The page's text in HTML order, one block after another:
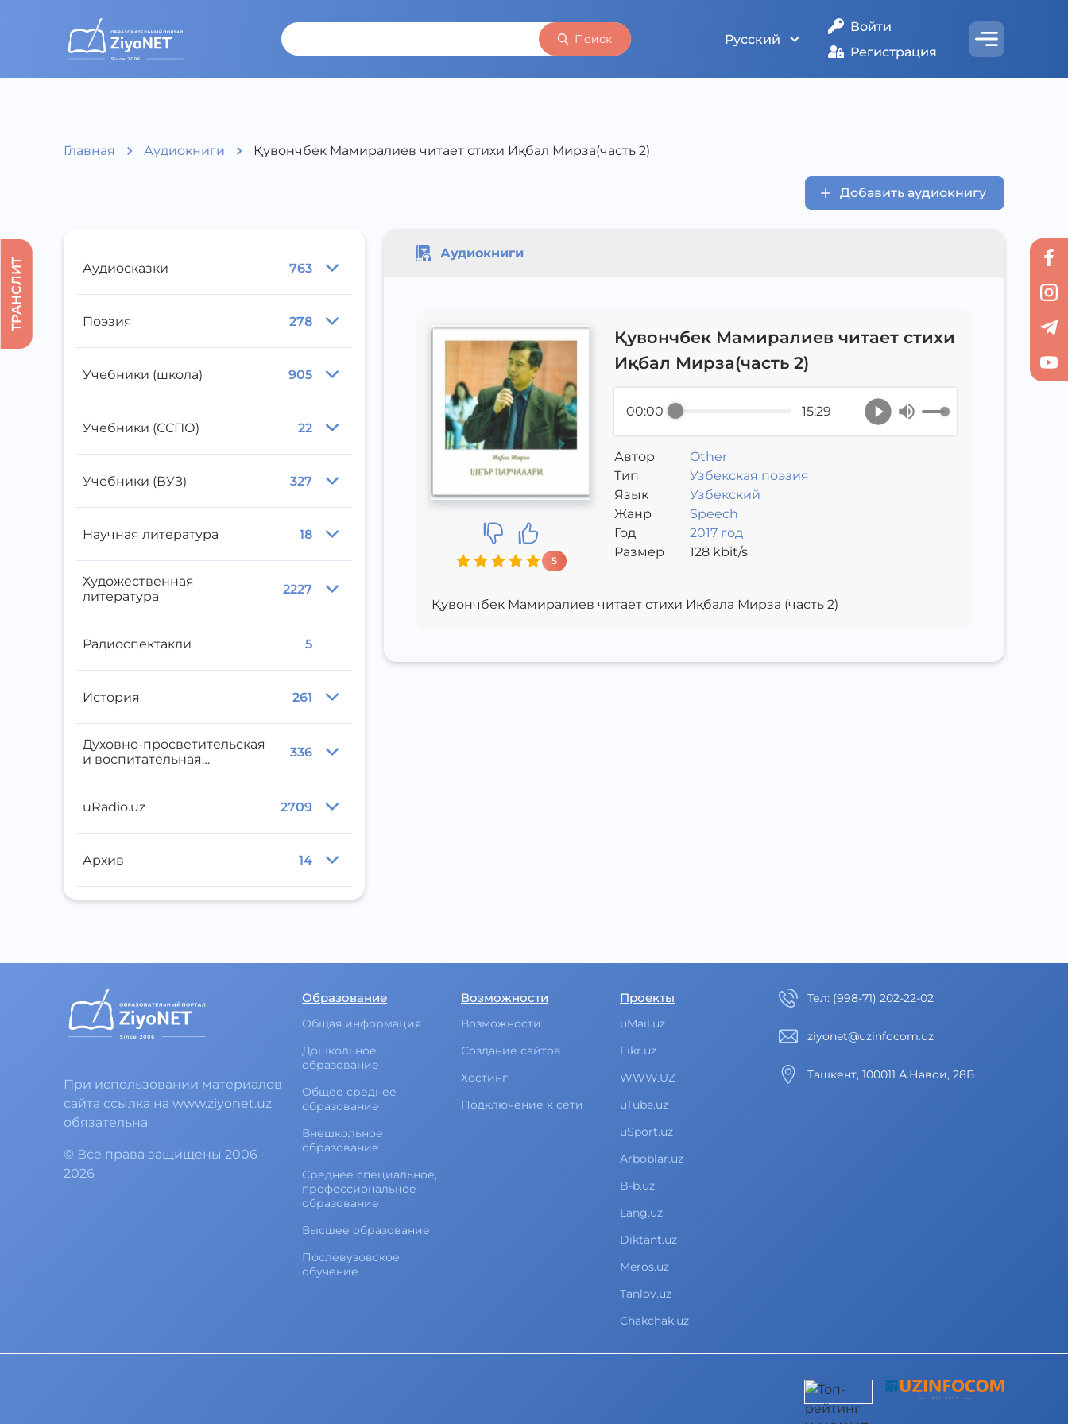
Поиск Русский
Войти
Регистрация
Главная Аудиокниги Қувончбек Мамиралиев читает стихи Иқбал Мирза(часть 2)
Добавить аудиокнигу
Аудиосказки 763
Поэзия 278
Учебники (школа) 905
Учебники (ССПО) 22
Учебники (ВУЗ) 327
Научная литература 18
Художественная
литература
2227
Радиоспектакли 5
История 261
Духовно-просветительская
и воспитательная
336
uRadio.uz 2709
Архив 14
Аудиокниги
5
Қувончбек Мамиралиев читает стихи
Иқбал Мирза(часть 2)
00:00 15:29
Автор
Other
Тип
Узбекская поэзия
Язык
Узбекский
Жанр
Speech
Год
2017 год
Размер
128kbit/s
Қувончбек Мамиралиев читает стихи Иқбала Мирза (часть 2)
ТРАНСЛИТ
При использовании материалов
сайта ссылка на www.ziyonet.uz
обязательна
© Все права защищены 2006 -
2026
Образование
Общая информация
Дошкольное
образование
Общее среднее
образование
Внешкольное
образование
Среднее специальное,
профессиональное
образование
Высшее образование
Послевузовское
обучение
Возможности
Возможности
Создание сайтов
Хостинг
Подключение к сети
Проекты
uMail.uz
Fikr.uz
WWW.UZ
uTube.uz
uSport.uz
Arboblar.uz
B-b.uz
Lang.uz
Diktant.uz
Meros.uz
Tanlov.uz
Chakchak.uz
Тел: (998-71) 202-22-02
ziyonet@uzinfocom.uz
Ташкент, 100011 А.Навои, 28Б